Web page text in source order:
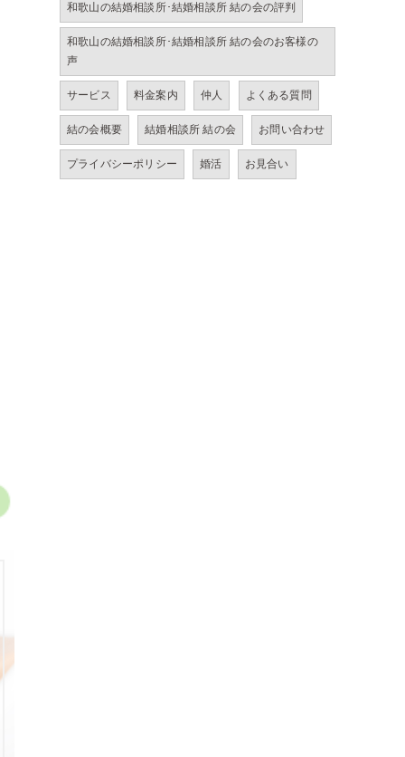
和歌山の結婚相談所･結婚相談所 結の会の評判
和歌山の結婚相談所･結婚相談所 結の会のお客様の
声
サービス 料金案内 仲人 よくある質問
結の会概要 結婚相談所 結の会 お問い合わせ
プライバシーポリシー 婚活 お見合い